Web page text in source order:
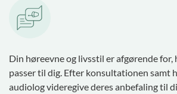
Din høreevne og livsstil er afgørende for,
passer til dig. Efter konsultationen samt
audiolog videregive deres anbefaling til